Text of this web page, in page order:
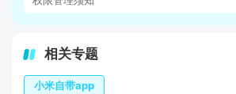
相关专题
小米自带app